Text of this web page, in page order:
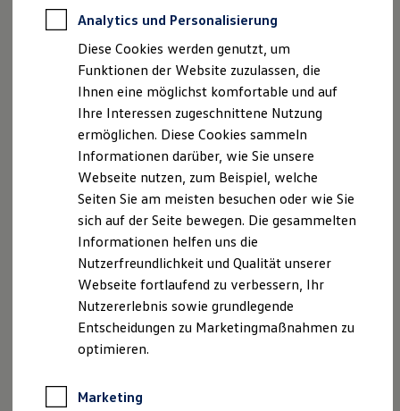
ProfiPartner für Gebrauchtwagen
Finanzierung
Für Privatkunden
Für Gewerbekunden
Leasing
Für Privatkunden
Für Gewerbekunden
Versicherungen & Garantien
Garantien
Kfz-Versicherung für Nutzfahrzeuge
Restschuldversicherung
Wartungsverträge
Besitzer & Service
Reparatur & Service
Sommer-Special
Reparatur, Pflege & Inspektion
Servicetermin anfragen
Service-Vorteile bei Volkswagen Nutzfahrzeuge
ServicePlus
Economy Service
Räder & Reifen Service
Notdienst und Pannenhilfe
Software, Konnektivität & Apps
Autozentrum Vogt GmbH & Co. KG
Industriestraße 37
74357 Bönnigheim
Telefon 07143 8841-0
Telefax 07143 8841-20
E-Mail:info.boennigheim@sevo.de
Verantwortlich i.S.d.P.: Dennis Vogt
Persönlich haftender Gesellschafter: Vogt
Komplementär GmbH
Geschäftsführer: Dennis Vogt
HRB 797627
Amtsgericht Stuttgart
USt-IdNr. DE145000622
Versicherungsvermittlerregister nach § 11a GewO
Registernummer: D-NJEI-R6W1S-83
34d Abs. 4 GewO
Analytics und Personalisierung
Diese Cookies werden genutzt, um
Funktionen der Website zuzulassen, die
Ihnen eine möglichst komfortable und auf
Ihre Interessen zugeschnittene Nutzung
ermöglichen. Diese Cookies sammeln
Informationen darüber, wie Sie unsere
Webseite nutzen, zum Beispiel, welche
Seiten Sie am meisten besuchen oder wie Sie
sich auf der Seite bewegen. Die gesammelten
Informationen helfen uns die
Nutzerfreundlichkeit und Qualität unserer
Webseite fortlaufend zu verbessern, Ihr
Nutzererlebnis sowie grundlegende
Entscheidungen zu Marketingmaßnahmen zu
optimieren.
Marketing